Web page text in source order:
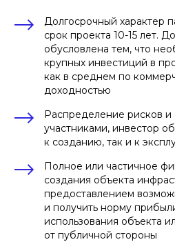
Долгосрочный характер
срок проекта 10-15 лет.
обусловлена тем, что
крупных инвестиций в
как в среднем по
доходностью
Распределение рисков и
участниками, инвестор
к созданию, так и к
Полное или частичное
создания объекта
предоставлением
и получить норму
использования объекта
от публичной стороны